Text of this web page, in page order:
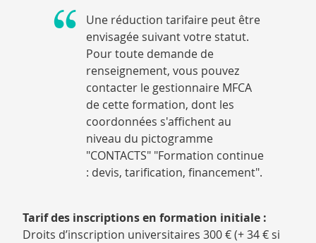
Une réduction tarifaire peut être
envisagée suivant votre statut.
Pour toute demande de
renseignement, vous pouvez
contacter le gestionnaire MFCA
de cette formation, dont les
coordonnées s'affichent au
niveau du pictogramme
"CONTACTS" "Formation continue
: devis, tarification, financement".
Tarif des inscriptions en formation initiale :
Droits d’inscription universitaires 300 € (+ 34 € si